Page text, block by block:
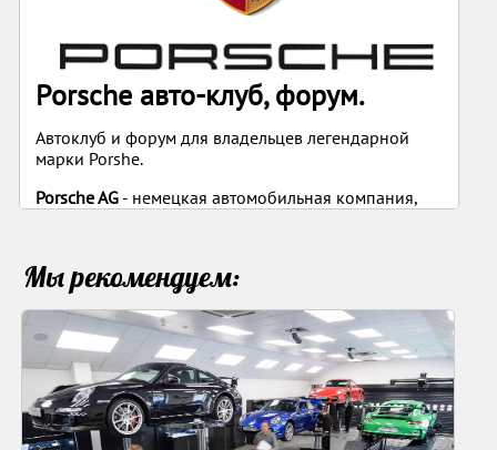
Porsche авто-клуб, форум.
Автоклуб и форум для владельцев легендарной
марки Porshe.
Porsche AG - немецкая автомобильная компания,
Штутгарте. В 2010 году автомобили Porsche были
Компания выпускает спортивные автомобили
класса «люкс», а также внедорожники.
Производство Porsche в значительной мере
кооперируется с& Volkswagen. Бок о бок с
участием в автоспорте ведётся работа над
Мы рекомендуем: